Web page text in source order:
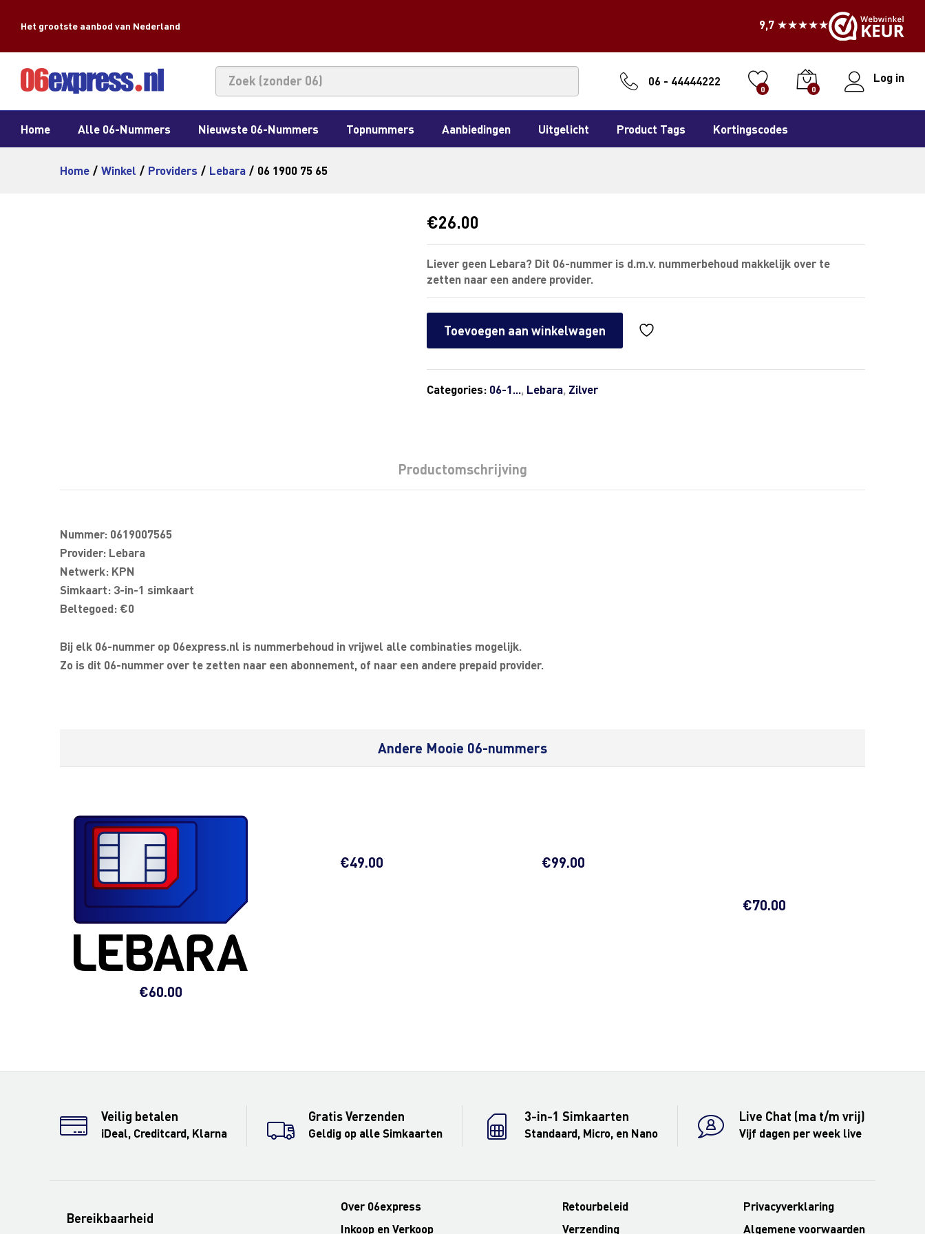
Het grootste aanbod van Nederland 9,7 ★★★★★
06 - 44444222
0 0
Log in
Home Alle 06-Nummers Nieuwste 06-Nummers Topnummers Aanbiedingen Uitgelicht Product Tags Kortingscodes
Home / Winkel / Providers / Lebara / 06 1900 75 65
€26.00
Liever geen Lebara? Dit 06-nummer is d.m.v. nummerbehoud makkelijk over te
zetten naar een andere provider.
Toevoegen aan winkelwagen
Categories: 06-1..., Lebara, Zilver
Productomschrijving
Nummer: 0619007565
Provider: Lebara
Netwerk: KPN
Simkaart: 3-in-1 simkaart
Beltegoed: €0
Bij elk 06-nummer op 06express.nl is nummerbehoud in vrijwel alle combinaties mogelijk.
Zo is dit 06-nummer over te zetten naar een abonnement, of naar een andere prepaid provider.
Andere Mooie 06-nummers
€60.00
€49.00 €99.00
€70.00
Veilig betalen
iDeal, Creditcard, Klarna
Gratis Verzenden
Geldig op alle Simkaarten
3-in-1 Simkaarten
Standaard, Micro, en Nano
Live Chat (ma t/m vrij)
Vijf dagen per week live
Bereikbaarheid
Over 06express
Inkoop en Verkoop
Retourbeleid
Verzending
Privacyverklaring
Algemene voorwaarden